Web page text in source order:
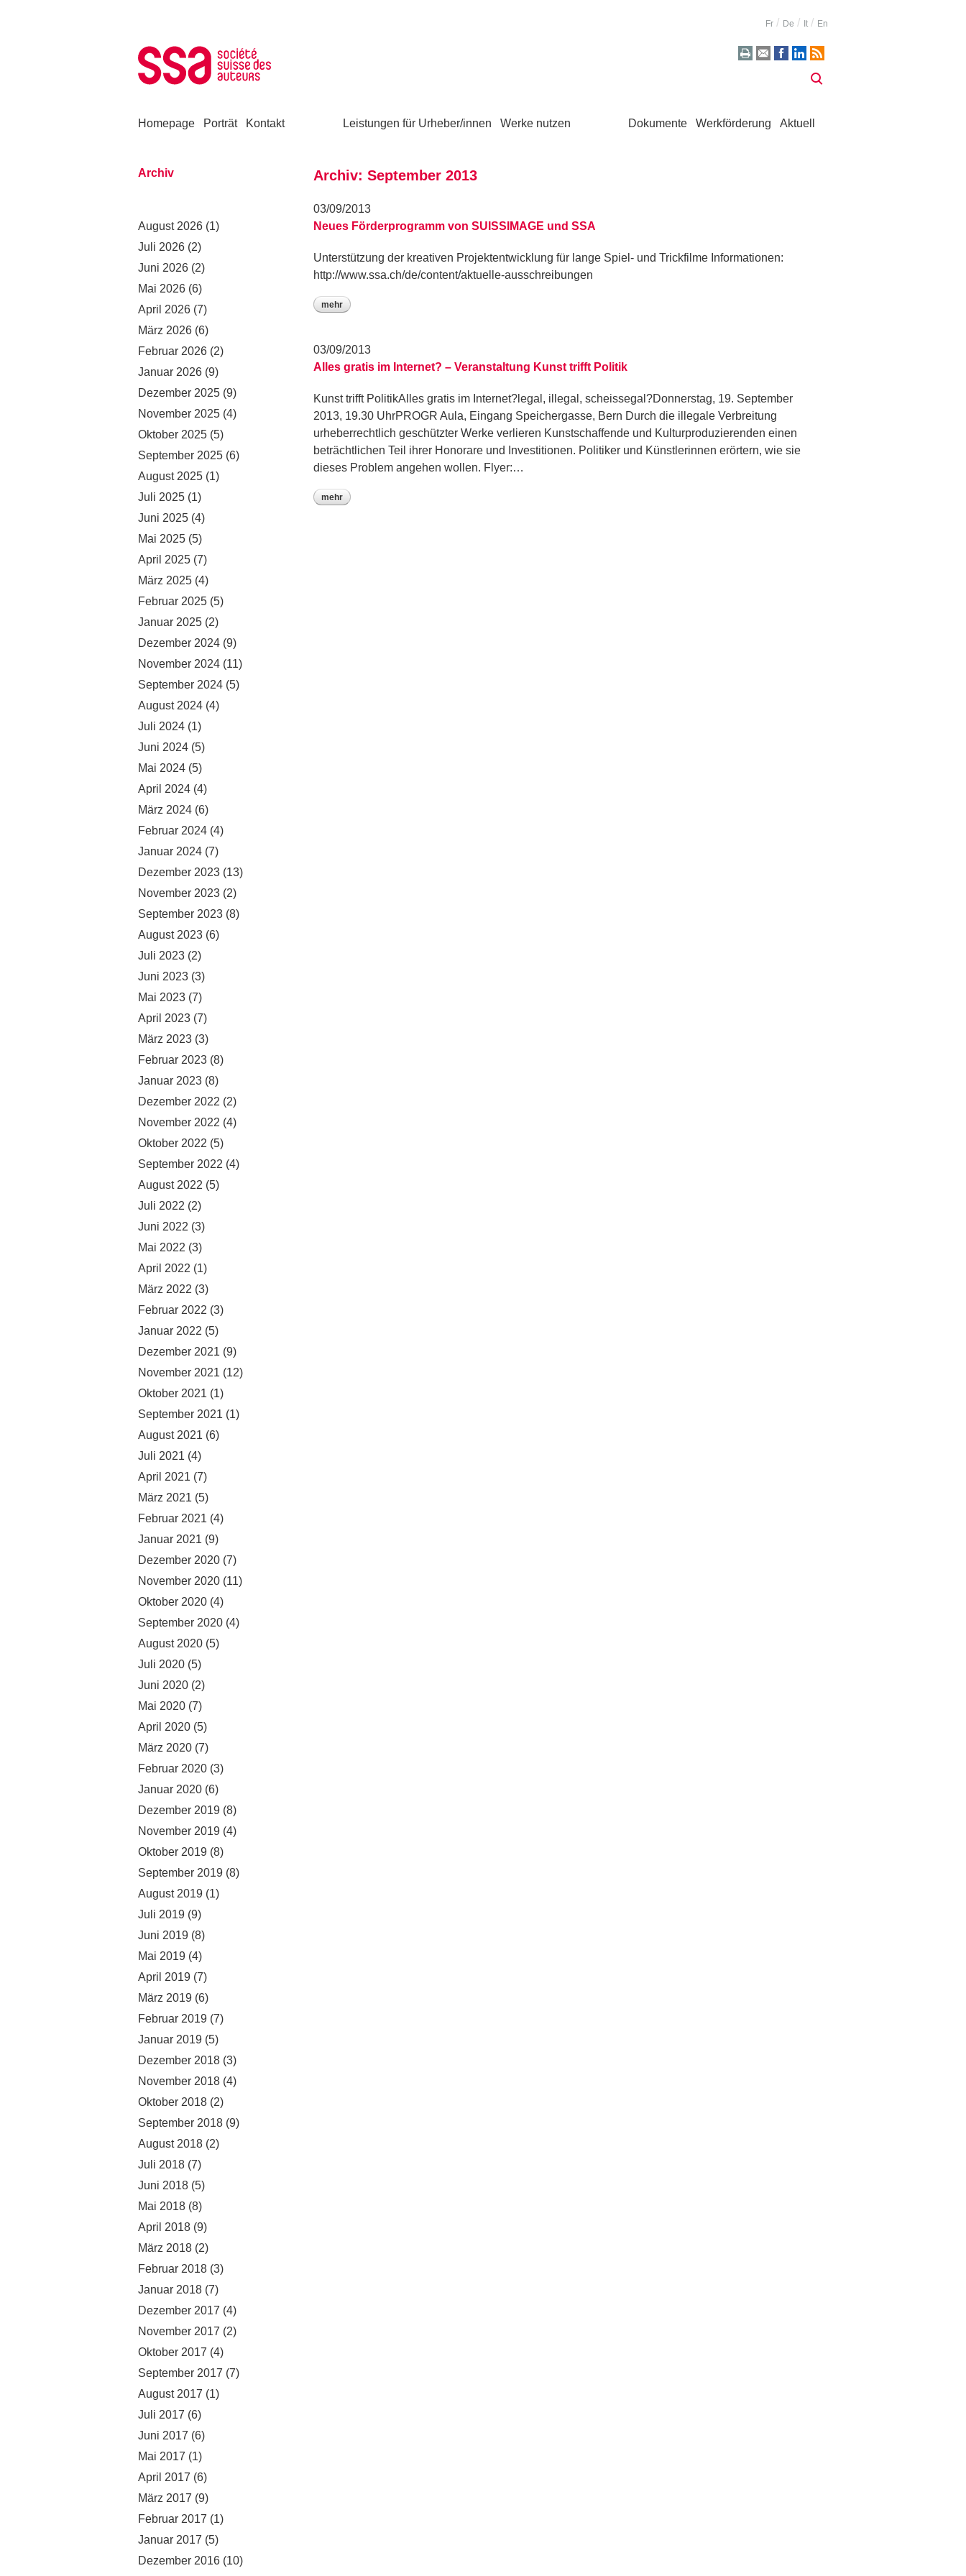
Fr De It En
Homepage Porträt Kontakt Leistungen für Urheber/innen Werke nutzen Dokumente Werkförderung Aktuell
Archiv
August 2026 (1)
Juli 2026 (2)
Juni 2026 (2)
Mai 2026 (6)
April 2026 (7)
März 2026 (6)
Februar 2026 (2)
Januar 2026 (9)
Dezember 2025 (9)
November 2025 (4)
Oktober 2025 (5)
September 2025 (6)
August 2025 (1)
Juli 2025 (1)
Juni 2025 (4)
Mai 2025 (5)
April 2025 (7)
März 2025 (4)
Februar 2025 (5)
Januar 2025 (2)
Dezember 2024 (9)
November 2024 (11)
September 2024 (5)
August 2024 (4)
Juli 2024 (1)
Juni 2024 (5)
Mai 2024 (5)
April 2024 (4)
März 2024 (6)
Februar 2024 (4)
Januar 2024 (7)
Dezember 2023 (13)
November 2023 (2)
September 2023 (8)
August 2023 (6)
Juli 2023 (2)
Juni 2023 (3)
Mai 2023 (7)
April 2023 (7)
März 2023 (3)
Februar 2023 (8)
Januar 2023 (8)
Dezember 2022 (2)
November 2022 (4)
Oktober 2022 (5)
September 2022 (4)
August 2022 (5)
Juli 2022 (2)
Juni 2022 (3)
Mai 2022 (3)
April 2022 (1)
März 2022 (3)
Februar 2022 (3)
Januar 2022 (5)
Dezember 2021 (9)
November 2021 (12)
Oktober 2021 (1)
September 2021 (1)
August 2021 (6)
Juli 2021 (4)
April 2021 (7)
März 2021 (5)
Februar 2021 (4)
Januar 2021 (9)
Dezember 2020 (7)
November 2020 (11)
Oktober 2020 (4)
September 2020 (4)
August 2020 (5)
Juli 2020 (5)
Juni 2020 (2)
Mai 2020 (7)
April 2020 (5)
März 2020 (7)
Februar 2020 (3)
Januar 2020 (6)
Dezember 2019 (8)
November 2019 (4)
Oktober 2019 (8)
September 2019 (8)
August 2019 (1)
Juli 2019 (9)
Juni 2019 (8)
Mai 2019 (4)
April 2019 (7)
März 2019 (6)
Februar 2019 (7)
Januar 2019 (5)
Dezember 2018 (3)
November 2018 (4)
Oktober 2018 (2)
September 2018 (9)
August 2018 (2)
Juli 2018 (7)
Juni 2018 (5)
Mai 2018 (8)
April 2018 (9)
März 2018 (2)
Februar 2018 (3)
Januar 2018 (7)
Dezember 2017 (4)
November 2017 (2)
Oktober 2017 (4)
September 2017 (7)
August 2017 (1)
Juli 2017 (6)
Juni 2017 (6)
Mai 2017 (1)
April 2017 (6)
März 2017 (9)
Februar 2017 (1)
Januar 2017 (5)
Dezember 2016 (10)
Archiv: September 2013
03/09/2013
Neues Förderprogramm von SUISSIMAGE und SSA
Unterstützung der kreativen Projektentwicklung für lange Spiel- und Trickfilme Informationen:
http://www.ssa.ch/de/content/aktuelle-ausschreibungen
mehr
03/09/2013
Alles gratis im Internet? – Veranstaltung Kunst trifft Politik
Kunst trifft PolitikAlles gratis im Internet?legal, illegal, scheissegal?Donnerstag, 19. September
2013, 19.30 UhrPROGR Aula, Eingang Speichergasse, Bern Durch die illegale Verbreitung
urheberrechtlich geschützter Werke verlieren Kunstschaffende und Kulturproduzierenden einen
beträchtlichen Teil ihrer Honorare und Investitionen. Politiker und Künstlerinnen erörtern, wie sie
dieses Problem angehen wollen. Flyer:…
mehr